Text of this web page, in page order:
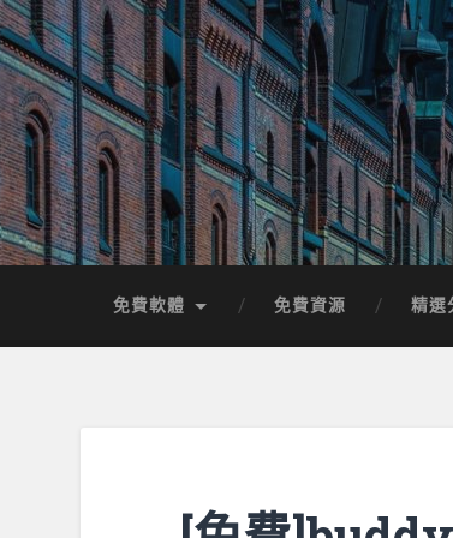
免費軟體 免費資源 精選